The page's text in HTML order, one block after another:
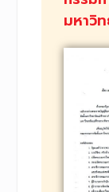
มหาวิ